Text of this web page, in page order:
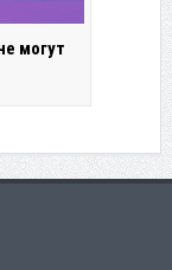
могут